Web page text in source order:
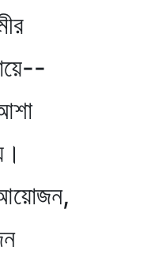
আয়োজন,